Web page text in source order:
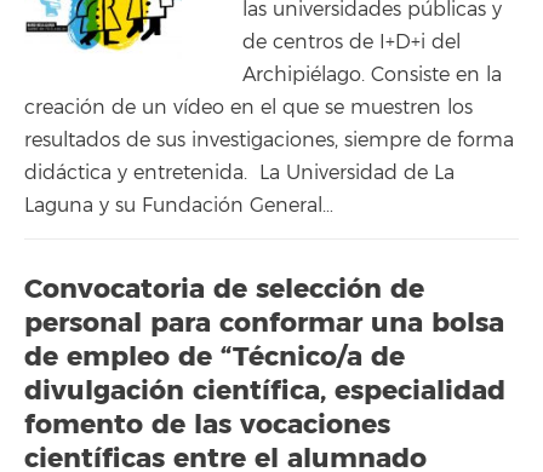
las universidades públicas y
de centros de I+D+i del
Archipiélago. Consiste en la
creación de un vídeo en el que se muestren los
resultados de sus investigaciones, siempre de forma
didáctica y entretenida. La Universidad de La
Laguna y su Fundación General…
Convocatoria de selección de
personal para conformar una bolsa
de empleo de “Técnico/a de
divulgación científica, especialidad
fomento de las vocaciones
científicas entre el alumnado